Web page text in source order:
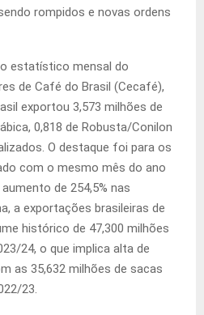
rompidos e novas ordens
estatístico mensal do
de Café do Brasil (Cecafé),
exportou 3,573 milhões de
0,818 de Robusta/Conilon
O destaque foi para os
com o mesmo mês do ano
de 254,5% nas
a exportações brasileiras de
histórico de 47,300 milhões
24, o que implica alta de
as 35,632 milhões de sacas
23.